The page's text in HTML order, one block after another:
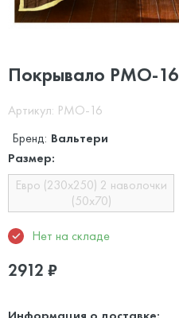
Покрывало PMO-16
Артикул: PMO-16
Бренд: Вальтери
Размер:
Евро (230х250) 2 наволочки
(50х70)
Нет на складе
2912 ₽